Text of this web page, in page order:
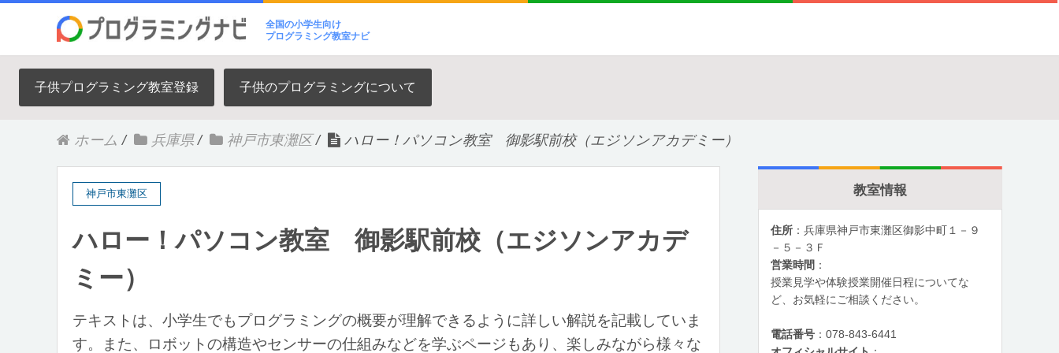
全国の小学生向け
プログラミング教室ナビ
子供プログラミング教室登録 子供のプログラミングについて
ホーム / 兵庫県 / 神戸市東灘区 / ハロー！パソコン教室 御影駅前校（エジソンアカデミー）
神戸市東灘区
ハロー！パソコン教室 御影駅前校（エジソンアカデ
ミー）
テキストは、小学生でもプログラミングの概要が理解できるように詳しい解説を記載していま
す。また、ロボットの構造やセンサーの仕組みなどを学ぶページもあり、楽しみながら様々な
教室情報
住所 ：兵庫県神戸市東灘区御影中町１－９
－５－３Ｆ
営業時間 ：
授業見学や体験授業開催日程についてな
ど、お気軽にご相談ください。
電話番号 ：078-843-6441